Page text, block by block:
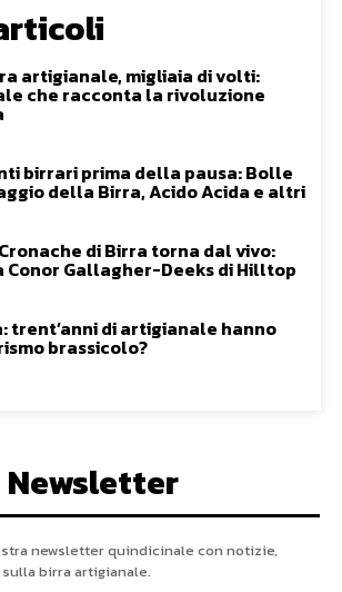
artigianale, migliaia di volti:
che racconta la rivoluzione
birrari prima della pausa: Bolle
della Birra, Acido Acida e altri
di Birra torna dal vivo:
Gallagher-Deeks di Hilltop
trent’anni di artigianale hanno
brassicolo?
Newsletter
newsletter quindicinale con notizie,
birra artigianale.